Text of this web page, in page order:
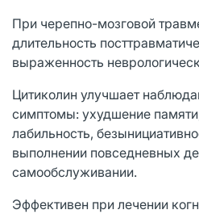
При черепно-мозговой
длительность
выраженность
Цитиколин улучшает
симптомы: ухудшение
лабильность,
выполнении повседневных
самообслуживании.
Эффективен при лечении